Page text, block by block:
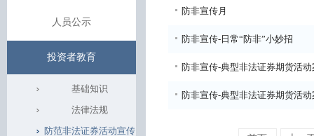
人员公示
投资者教育
基础知识
法律法规
防范非法证券活动宣传
防非宣传月
防非宣传-日常“防非”小妙招
防非宣传-典型非法证券期货活动
防非宣传-典型非法证券期货活动